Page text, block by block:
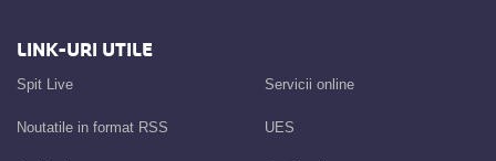
LINK-URI UTILE
Spit Live
Noutatile in format RSS
Servicii online
UES